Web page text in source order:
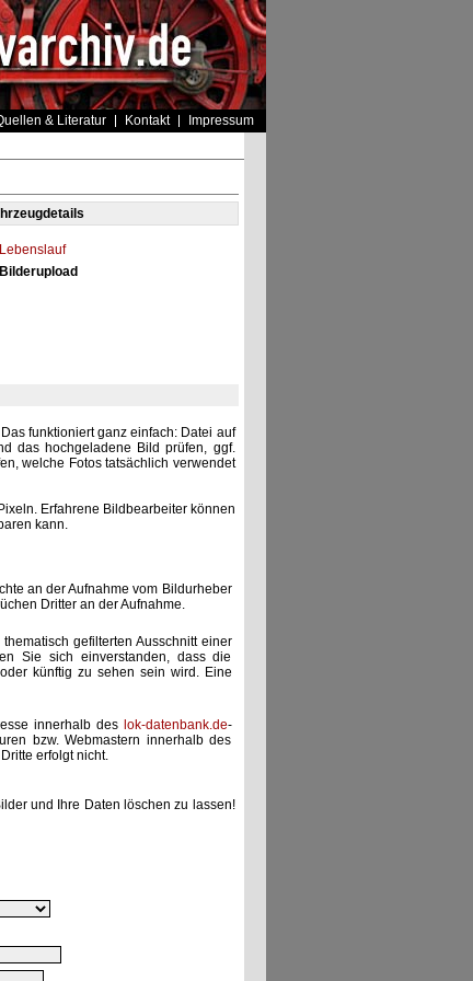
& Literatur Kontakt Impressum
Lebenslauf
Bilderupload
funktioniert ganz einfach: Datei auf
das hochgeladene Bild prüfen, ggf.
welche Fotos tatsächlich verwendet
Erfahrene Bildbearbeiter können
kann.
an der Aufnahme vom Bildurheber
Dritter an der Aufnahme.
gefilterten Ausschnitt einer
Sie sich einverstanden, dass die
künftig zu sehen sein wird. Eine
innerhalb des lok-datenbank.de-
bzw. Webmastern innerhalb des
erfolgt nicht.
und Ihre Daten löschen zu lassen!